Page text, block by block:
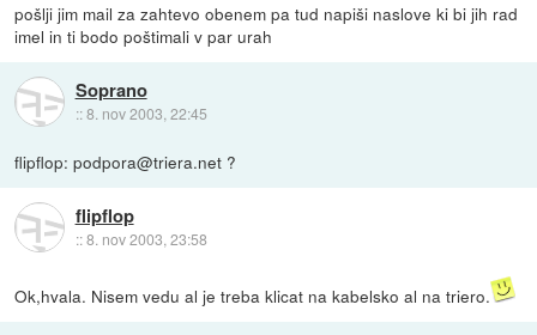
pošlji jim mail za zahtevo obenem pa tud napiši naslove ki bi jih rad
imel in ti bodo poštimali v par urah
Soprano
::8. nov 2003, 22:45
flipflop: podpora@triera.net ?
flipflop
::8. nov 2003, 23:58
Ok,hvala. Nisem vedu al je treba klicat na kabelsko al na triero.